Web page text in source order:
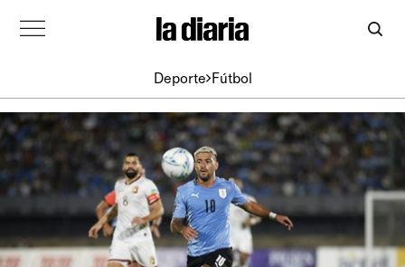
Deporte Fútbol